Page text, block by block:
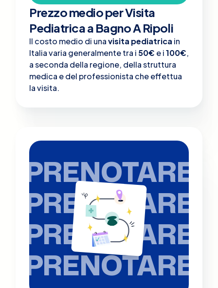
Prezzo medio per Visita
Pediatrica a Bagno A Ripoli
Il costo medio di unavisita pediatrica in
Italia varia generalmente tra i 50€ e i100€,
a seconda della regione, della struttura
medica e del professionista che effettua
la visita.
PRENOTARE
PRENOTARE
PRENOTARE
PRENOTARE